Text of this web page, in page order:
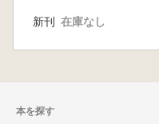
新刊 在庫なし
本を探す